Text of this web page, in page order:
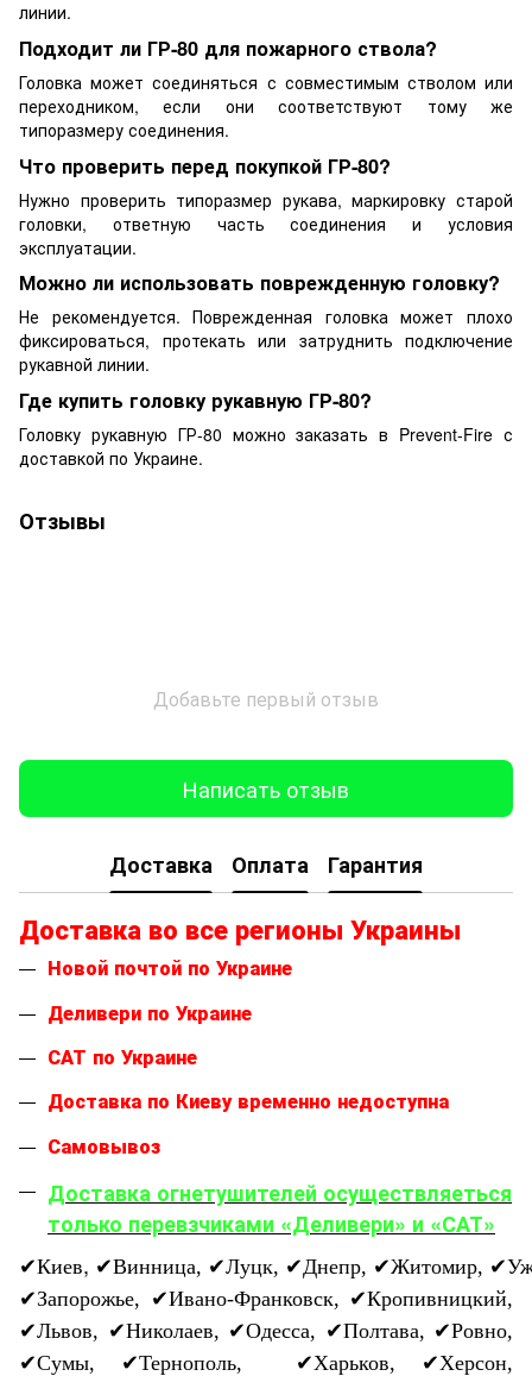
линии.
Подходит ли ГР-80 для пожарного ствола?
Головка может соединяться с совместимым стволом или
переходником, если они соответствуют тому же
типоразмеру соединения.
Что проверить перед покупкой ГР-80?
Нужно проверить типоразмер рукава, маркировку старой
головки, ответную часть соединения и условия
эксплуатации.
Можно ли использовать поврежденную головку?
Не рекомендуется. Поврежденная головка может плохо
фиксироваться, протекать или затруднить подключение
рукавной линии.
Где купить головку рукавную ГР-80?
Головку рукавную ГР-80 можно заказать в Prevent-Fire с
доставкой по Украине.
Отзывы
Добавьте первый отзыв
Написать отзыв
Доставка Оплата Гарантия
Доставка во все регионы Украины
Новой почтой по Украине
Деливери по Украине
САТ по Украине
Доставка по Киеву временно недоступна
Самовывоз
Доставка огнетушителей осуществляеться
только перевзчиками «Деливери» и «САТ»
✔Киев, ✔Винница, ✔Луцк, ✔ Днепр, ✔Житомир, ✔
✔Запорожье, ✔Ивано-Франковск, ✔Кропивницкий,
✔Львов, ✔Николаев, ✔Одесса, ✔Полтава, ✔Ровно,
✔Сумы, ✔Тернополь, ✔Харьков, ✔Херсон,